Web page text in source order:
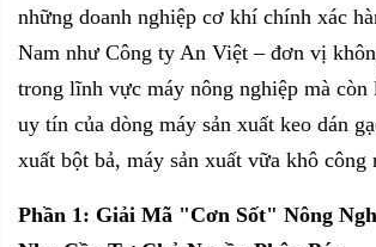
những doanh nghiệp cơ khí chính xác
Nam như Công ty An Việt – đơn vị
trong lĩnh vực máy nông nghiệp mà còn
uy tín của dòng máy sản xuất keo dán
xuất bột bả, máy sản xuất vữa khô công
Phần 1: Giải Mã "Cơn Sốt" Nông